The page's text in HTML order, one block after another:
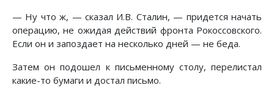
— Ну что ж, — сказал И.В. Сталин, — придется начать
операцию, не ожидая действий фронта Рокоссовского.
Если он и запоздает на несколько дней — не беда.
Затем он подошел к письменному столу, перелистал
какие-то бумаги и достал письмо.